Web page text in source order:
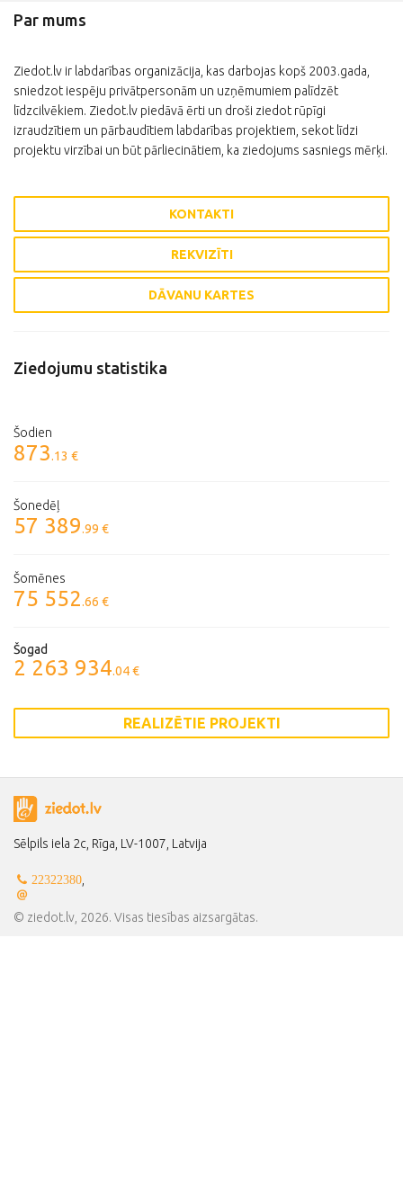
Par mums
Ziedot.lv ir labdarības organizācija, kas darbojas kopš 2003.gada,
sniedzot iespēju privātpersonām un uzņēmumiem palīdzēt
līdzcilvēkiem. Ziedot.lv piedāvā ērti un droši ziedot rūpīgi
izraudzītiem un pārbaudītiem labdarības projektiem, sekot līdzi
projektu virzībai un būt pārliecinātiem, ka ziedojums sasniegs mērķi.
KONTAKTI
REKVIZĪTI
DĀVANU KARTES
Ziedojumu statistika
Šodien
873.13 €
Šonedēļ
57 389.99 €
Šomēnes
75 552.66 €
Šogad
2 263 934.04 €
REALIZĒTIE PROJEKTI
Sēlpils iela 2c, Rīga, LV-1007, Latvija
22322380,
© ziedot.lv, 2026. Visas tiesības aizsargātas.